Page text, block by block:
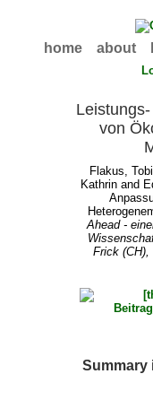
home about
von
Flakus,
Kathrin and
Ahead -
Frick
Summary